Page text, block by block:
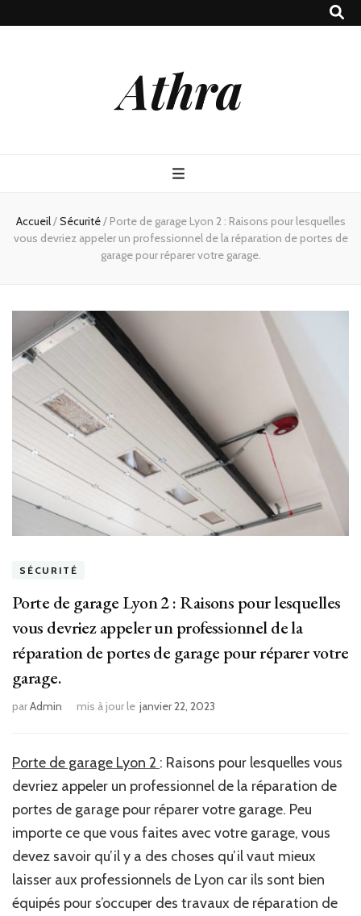
Athra
Accueil/Sécurité/ Porte de garage Lyon 2 : Raisons pour lesquelles
vous devriez appeler un professionnel de la réparation de portes de
garage pour réparer votre garage.
SÉCURITÉ
Porte de garage Lyon 2 : Raisons pour lesquelles
vous devriez appeler un professionnel de la
réparation de portes de garage pour réparer votre
garage.
parAdmin mis à jour le janvier 22, 2023
Porte de garage Lyon 2 : Raisons pour lesquelles vous
devriez appeler un professionnel de la réparation de
portes de garage pour réparer votre garage. Peu
importe ce que vous faites avec votre garage, vous
devez savoir qu’il y a des choses qu’il vaut mieux
laisser aux professionnels de Lyon car ils sont bien
équipés pour s’occuper des travaux de réparation de